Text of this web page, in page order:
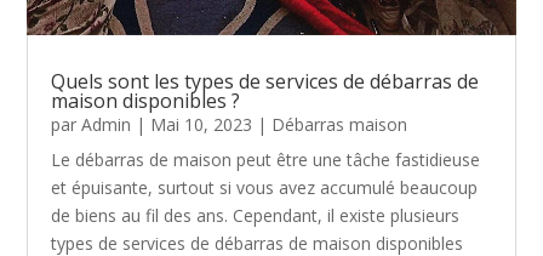
Quels sont les types de services de débarras de
maison disponibles ?
parAdmin | Mai 10, 2023 | Débarras maison
Le débarras de maison peut être une tâche fastidieuse
et épuisante, surtout si vous avez accumulé beaucoup
de biens au fil des ans. Cependant, il existe plusieurs
types de services de débarras de maison disponibles